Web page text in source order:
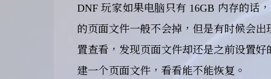
DNF 玩家如果电脑只有 16GB 内存的话
的页面文件一般不会掉，但是有时候会
置查看，发现页面文件却还是之前设置
建一个页面文件，看看能不能恢复。